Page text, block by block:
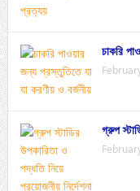
চাকরি
গ্রুপ